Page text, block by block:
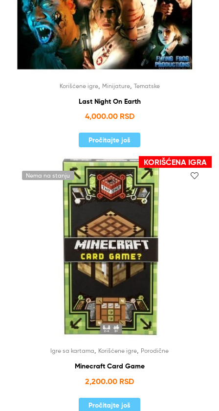
Korišćene igre, Minijature, Tematske
Last Night On Earth
4,000.00 RSD
Pročitajte još
Nema na stanju
KORIŠĆENA IGRA
Igre sa kartama Korišćene igre Porodične
Minecraft Card Game
2,200.00 RSD
Pročitajte još